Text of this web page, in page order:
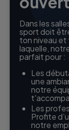
Dans les
sport doit
ton niveau et
laquelle,
parfait pour :
Les
une
notre
Les
Profite
notre